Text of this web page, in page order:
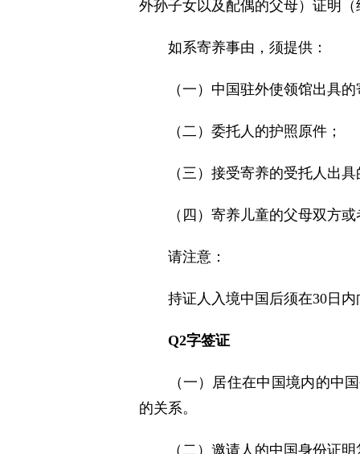
外孙子女以及配偶的父母）证明
如系寄养事由，须提供：
（一）中国驻外使领馆出具
（二）委托人的护照原件 ；
（三）接受寄养的受托人出
（四）寄养儿童的父母双方
请注意：
持证人入境中国后须在30日
Q2字签证
（一）居住在中国境内的中
的关系。
（二）邀请人的中国身份证明